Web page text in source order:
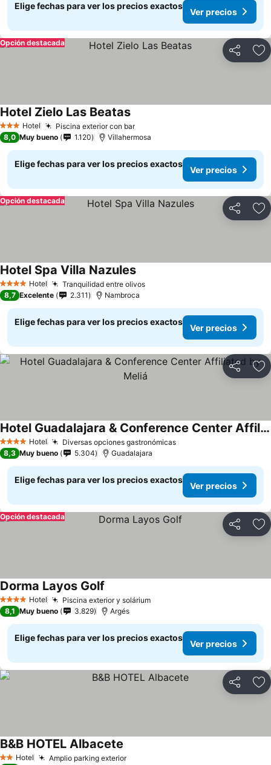
Elige fechas para ver los precios exactos
Ver precios
Compartir
Opción destacada
3 Estrellas
Hotel Piscina exterior con barVer precios
Hotel Zielo Las BeatasVer precios
8,0 Muy bueno 1.120 Villahermosa
Elige fechas para ver los precios exactos
Ver precios
Compartir
Opción destacada
4 EstrellasHotel Tranquilidad entre olivosVer precios
Hotel Spa Villa NazulesVer precios
8,7 Excelente 2.311 Nambroca
Elige fechas para ver los precios exactos
Ver precios
Compartir
4 EstrellasHotel Diversas opciones gastronómicasVer precios
Hotel Guadalajara & Conference Center Affiliated by Meliá
Ver precios
8,3 Muy bueno 5.304 Guadalajara
Elige fechas para ver los precios exactos
Ver precios
Compartir
Opción destacada
4 EstrellasHotel Piscina exterior y soláriumVer precios
Dorma Layos Golf
8,1 Muy bueno 3.829 Argés
Elige fechas para ver los precios exactos
Ver precios
Compartir
2 Estrellas
Hotel Amplio parking exteriorVer precios
B&B HOTEL Albacete